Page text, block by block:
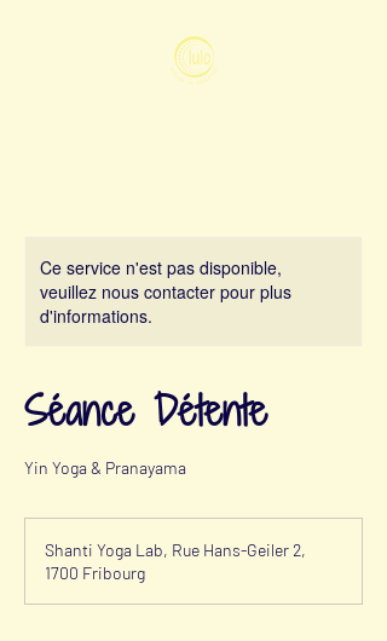
Ce service n'est pas disponible,
veuillez nous contacter pour plus
d'informations.
Séance Détente
Yin Yoga & Pranayama
Shanti Yoga Lab, Rue Hans-Geiler 2,
1700 Fribourg